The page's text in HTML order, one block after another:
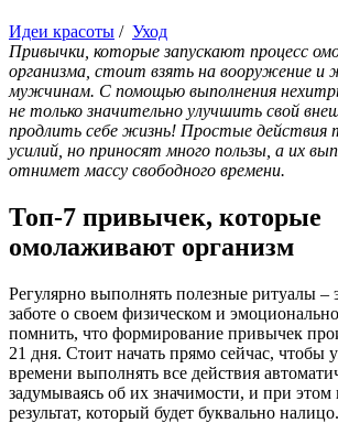
Идеи красоты / Уход
Привычки, которые запускают процесс
организма, стоит взять на вооружение
мужчинам. С помощью выполнения
не только значительно улучшить свой
продлить себе жизнь! Простые
усилий, но приносят много пользы, а их
отнимет массу свободного времени.
Топ-7 привычек, которые
омолаживают организм
Регулярно выполнять полезные ритуалы –
заботе о своем физическом и
помнить, что формирование привычек
21 дня. Стоит начать прямо сейчас, чтобы
времени выполнять все действия
задумываясь об их значимости, и при этом
результат, который будет буквально налицо.